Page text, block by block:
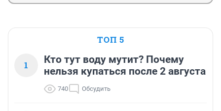
ТОП 5
1
Кто тут воду мутит? Почему
нельзя купаться после 2 августа
740 Обсудить